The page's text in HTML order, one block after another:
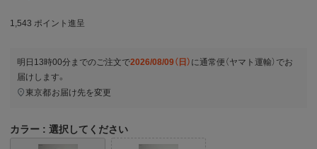
1,543 ポイント進呈
明日 13時00分 までのご注文で2026/08/09（日） に通常便（ヤマト運輸） でお
届けします。
東京都お届け先を変更
カラー 選択してください